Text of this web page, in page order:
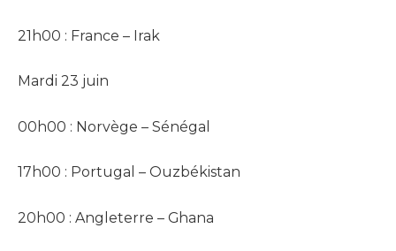
21h00 : France – Irak
Mardi 23 juin
00h00 : Norvège – Sénégal
17h00 : Portugal – Ouzbékistan
20h00 : Angleterre – Ghana